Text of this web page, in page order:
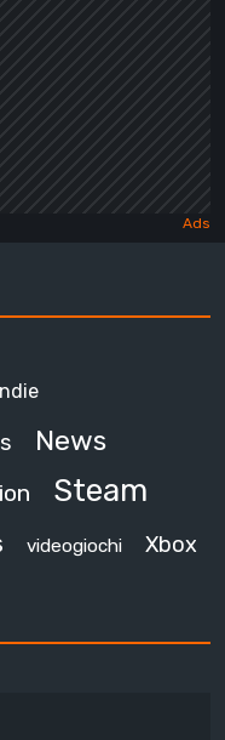
News
Steam
videogiochi Xbox